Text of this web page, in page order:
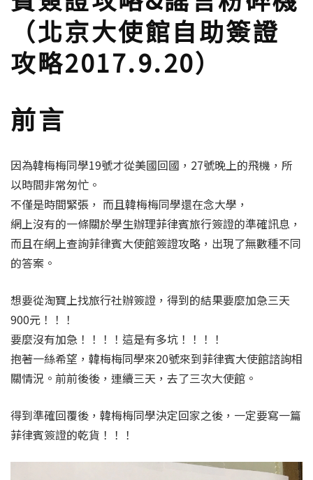
（北京大使館自助簽證
攻略2017.9.20）
前言
因為韓梅梅同學19號才從美國回國，27號晚上的飛機，所
以時間非常匆忙。
不僅是時間緊張， 而且韓梅梅同學還在念大學，
網上沒有的一條關於學生辦理菲律賓旅行簽證的準確訊息，
而且在網上查詢菲律賓大使館簽證攻略，出現了無數種不同
的答案。
想要從淘寶上找旅行社辦簽證，得到的結果要麼加急三天
900元！！！
要麼沒有加急！！！！這是有多坑！！！！
抱著一絲希望，韓梅梅同學來20號來到菲律賓大使館諮詢相
關情況。前前後後，連續三天，去了三次大使館。
得到準確回覆後，韓梅梅同學決定回家之後，一定要寫一篇
菲律賓簽證的乾貨！！！